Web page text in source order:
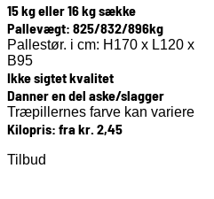
15 kg eller 16 kg sække
Pallevægt: 825/832/896kg
Pallestør. i cm: H170 x L120 x
B95
Ikke sigtet kvalitet
Danner en del aske/slagger
Træpillernes farve kan variere
Kilopris: fra kr. 2,45
Tilbud